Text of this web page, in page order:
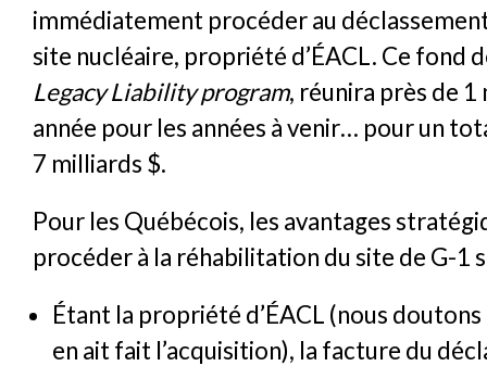
immédiatement procéder au
site nucléaire, propriété d’ÉACL. Ce fond
Legacy Liability program, réunira près de
année pour les années à venir… pour un
7 milliards $.
Pour les Québécois, les avantages
procéder à la réhabilitation du site de G-1
Étant la propriété d’ÉACL (nous doutons
en ait fait l’acquisition), la facture du